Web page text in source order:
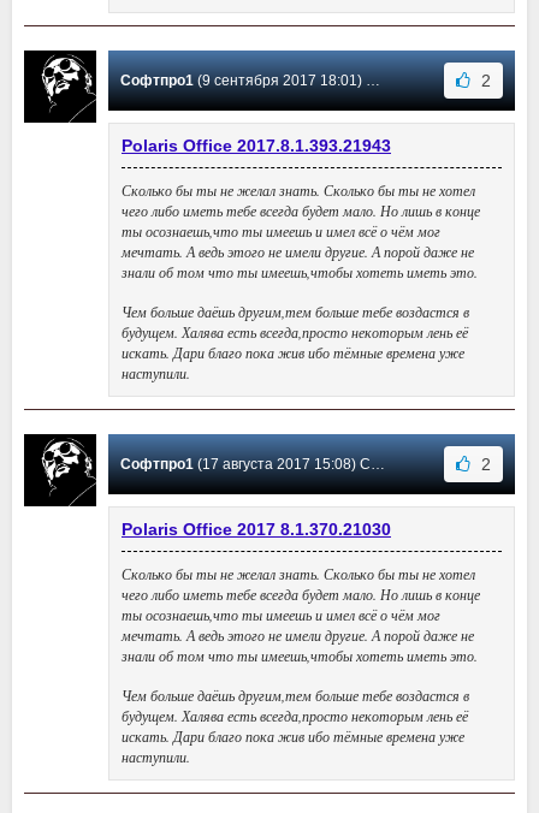
Софтпро1(9 сентября 2017 18:01) Сообщение #14 2
Polaris Office 2017.8.1.393.21943
Сколько бы ты не желал знать. Сколько бы ты не хотел
чего либо иметь тебе всегда будет мало. Но лишь в конце
ты осознаешь,что ты имеешь и имел всё о чём мог
мечтать. А ведь этого не имели другие. А порой даже не
знали об том что ты имеешь,чтобы хотеть иметь это.
Чем больше даёшь другим,тем больше тебе воздастся в
будущем. Халява есть всегда,просто некоторым лень её
искать. Дари благо пока жив ибо тёмные времена уже
наступили.
Софтпро1(17 августа 2017 15:08) Сообщение #13 2
Polaris Office 2017 8.1.370.21030
Сколько бы ты не желал знать. Сколько бы ты не хотел
чего либо иметь тебе всегда будет мало. Но лишь в конце
ты осознаешь,что ты имеешь и имел всё о чём мог
мечтать. А ведь этого не имели другие. А порой даже не
знали об том что ты имеешь,чтобы хотеть иметь это.
Чем больше даёшь другим,тем больше тебе воздастся в
будущем. Халява есть всегда,просто некоторым лень её
искать. Дари благо пока жив ибо тёмные времена уже
наступили.